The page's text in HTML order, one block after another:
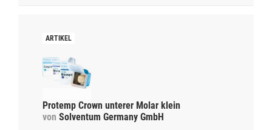
Protemp Crown unterer Molar klein
von Solventum Germany GmbH